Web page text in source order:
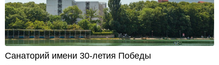
Санаторий имени 30-летия Победы